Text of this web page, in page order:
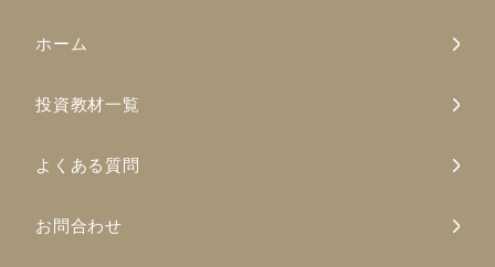
ホーム
投資教材一覧
よくある質問
お問合わせ